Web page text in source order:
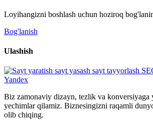
Loyihangizni boshlash uchun hoziroq
Bog'lanish
Ulashish
Biz zamonaviy dizayn, tezlik va konversiyaga
yechimlar qilamiz. Biznesingizni raqamli
olib chiqing.